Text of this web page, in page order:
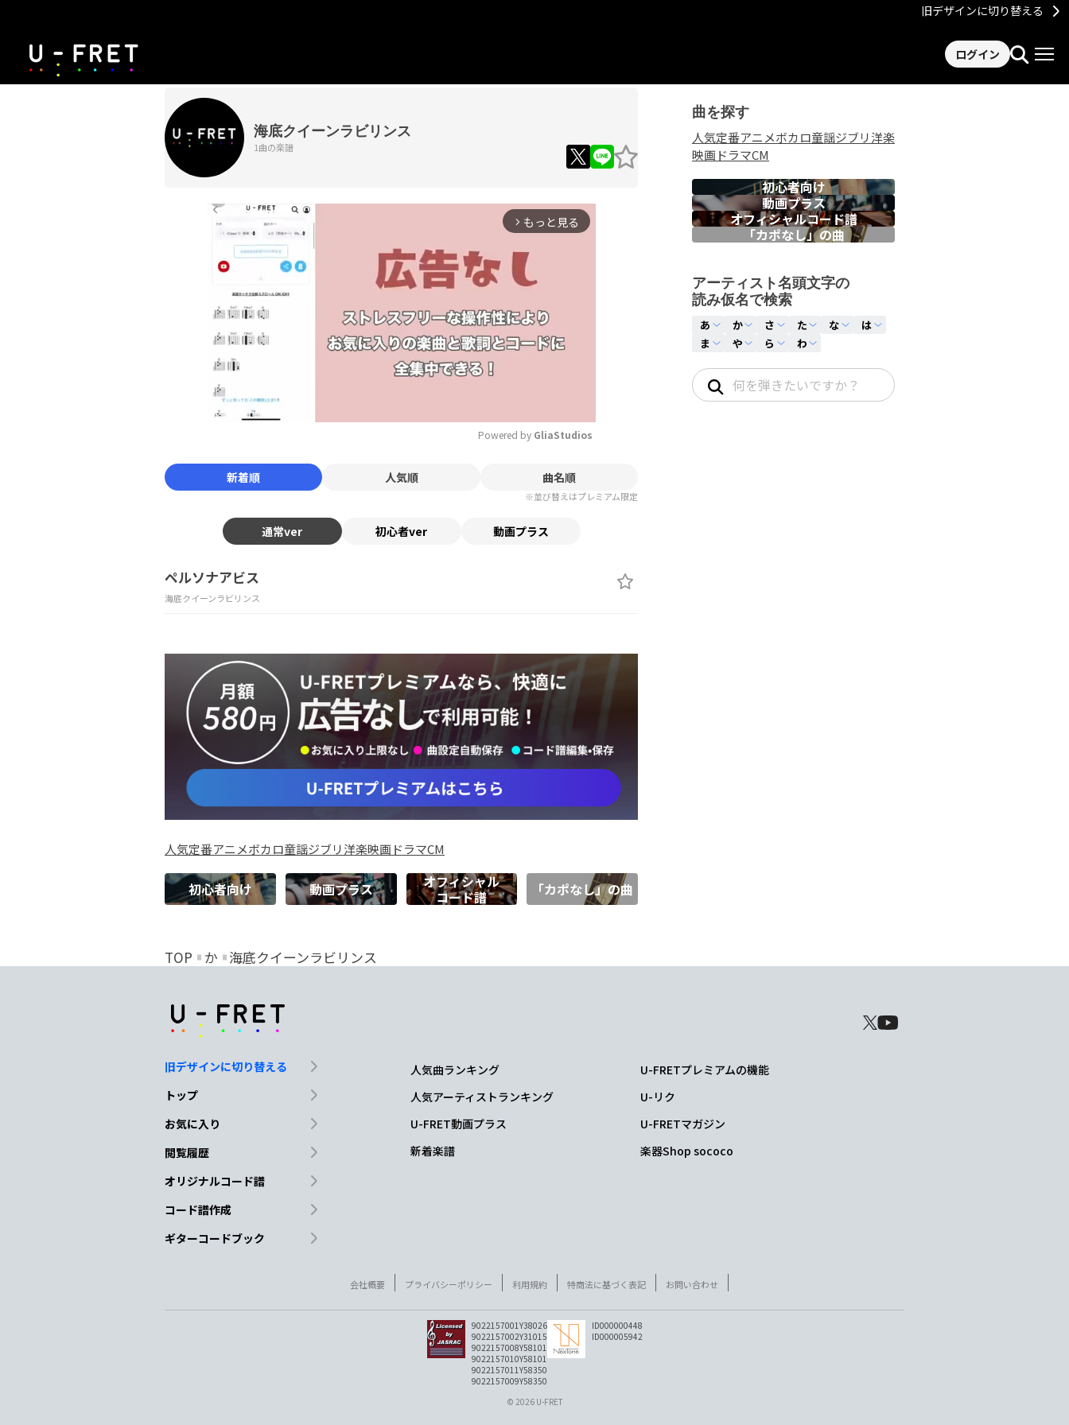
旧デザインに切り替える
ログイン
海底クイーンラビリンス
1曲の楽譜
arrow_forward_ios もっと見る
Mute
Powered by GliaStudios
新着順 人気順 曲名順
※並び替えはプレミアム限定
通常ver 初心者ver 動画プラス
ペルソナアビス
海底クイーンラビリンス
人気定番アニメボカロ童謡ジブリ洋楽映画ドラマCM
初心者向け 動画プラス
オフィシャル
コード譜
「カポなし」の曲
曲を探す
人気定番アニメボカロ童謡ジブリ洋楽
映画ドラマCM
初心者向け
動画プラス
オフィシャルコード譜
「カポなし」の曲
アーティスト名頭文字の
読み仮名で検索
TOP か 海底クイーンラビリンス
旧デザインに切り替える
トップ
お気に入り
閲覧履歴
オリジナルコード譜
コード譜作成
ギターコードブック
人気曲ランキング
人気アーティストランキング
U-FRET動画プラス
新着楽譜
U-FRETプレミアムの機能
U-リク
U-FRETマガジン
楽器Shop sococo
会社概要 プライバシーポリシー 利用規約 特商法に基づく表記 お問い合わせ
9022157001Y38026
9022157002Y31015
9022157008Y58101
9022157010Y58101
9022157011Y58350
9022157009Y58350
ID000000448
ID000005942
© 2026 U-FRET